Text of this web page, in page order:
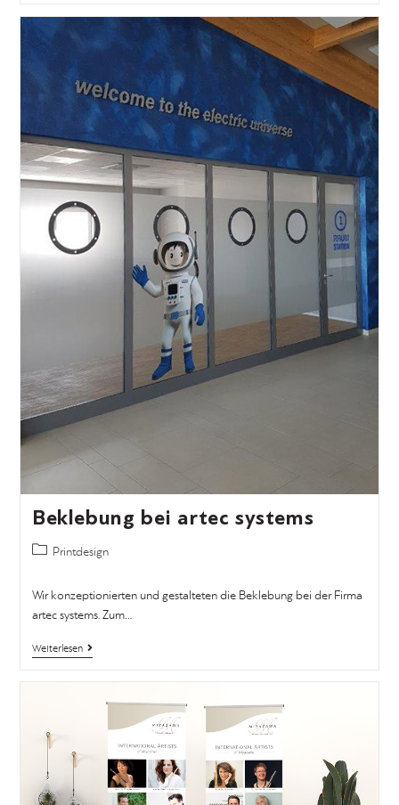
Beklebung bei artec systems
Printdesign
Wir konzeptionierten und gestalteten die Beklebung bei der Firma
artec systems. Zum…
Weiterlesen